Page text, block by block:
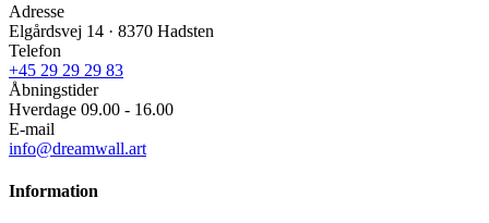
Adresse
Elgårdsvej 14 · 8370 Hadsten
Telefon
+45 29 29 29 83
Åbningstider
Hverdage 09.00 - 16.00
E-mail
info@dreamwall.art
Information